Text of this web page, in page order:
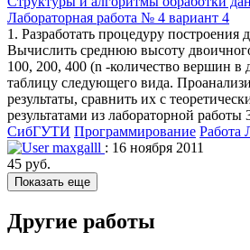
Лабораторная работа № 4 вариант 4
1. Разработать процедуру построения
Вычислить среднюю высоту
100, 200, 400 (n -количество вершин в
таблицу следующего вида.
результаты, сравнить их с
результатами из лабораторной работы
СибГУТИ Программирование Работа
maxgalll : 16 ноября 2011
45 руб.
Показать еще
Другие работы